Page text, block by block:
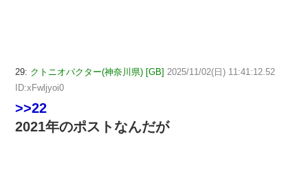
29: クトニオバクター(神奈川県) [GB] 2025/11/02(日) 11:41:12.52
ID:xFwljyoi0
>>22
2021年のポストなんだが